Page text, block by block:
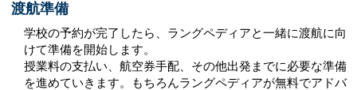
渡航準備
学校の予約が完了したら、ラングペディアと一緒に渡航に向
けて準備を開始します。
授業料の支払い、航空券手配、その他出発までに必要な準備
を進めていきます。もちろんラングペディアが無料でアドバ